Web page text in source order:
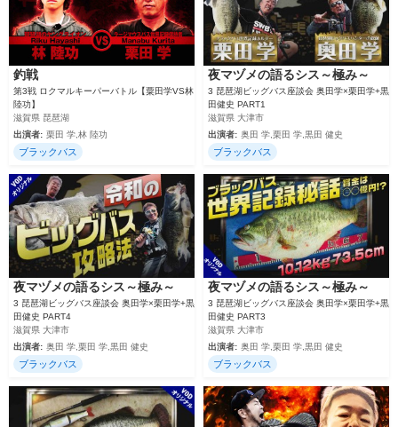
釣戦
第3戦 ロクマルキーパーバトル【粟田学VS林
陸功】
滋賀県 琵琶湖
出演者: 栗田 学,林 陸功
ブラックバス
夜マヅメの語るシス～極み～
3 琵琶湖ビッグバス座談会 奥田学×栗田学+黒
田健史 PART1
滋賀県 大津市
出演者: 奥田 学,栗田 学,黒田 健史
ブラックバス
夜マヅメの語るシス～極み～
3 琵琶湖ビッグバス座談会 奥田学×栗田学+黒
田健史 PART4
滋賀県 大津市
出演者: 奥田 学,栗田 学,黒田 健史
ブラックバス
夜マヅメの語るシス～極み～
3 琵琶湖ビッグバス座談会 奥田学×栗田学+黒
田健史 PART3
滋賀県 大津市
出演者: 奥田 学,栗田 学,黒田 健史
ブラックバス